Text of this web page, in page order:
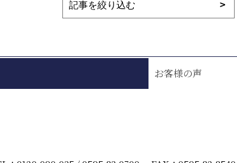
お客様の声